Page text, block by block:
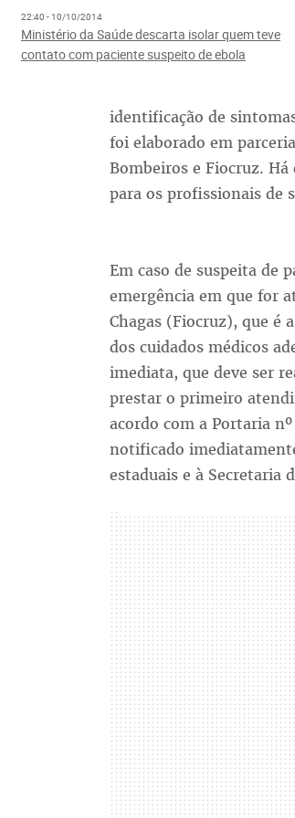
22:40 - 10/10/2014
Ministério da Saúde descarta isolar quem teve
contato com paciente suspeito de ebola
identificação de
foi elaborado em
Bombeiros e Fiocruz.
para os profissionais de
Em caso de suspeita de
emergência em que for
Chagas (Fiocruz), que é
dos cuidados médicos
imediata, que deve ser
prestar o primeiro
acordo com a Portaria
notificado
estaduais e à Secretaria